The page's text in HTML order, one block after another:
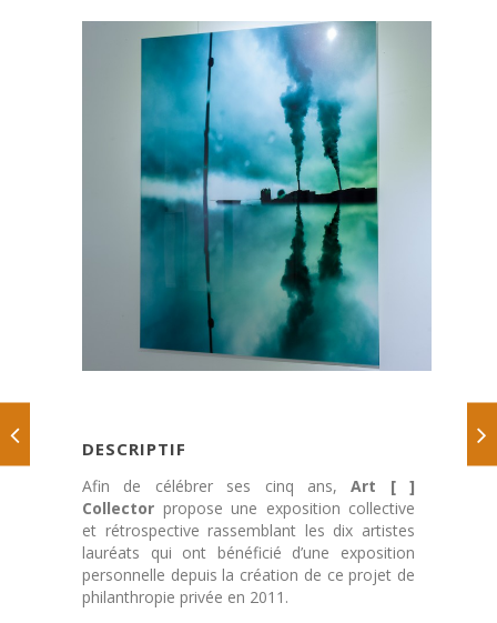
DESCRIPTIF
Afin de célébrer ses cinq ans,Art [ ]
Collector propose une exposition collective
et rétrospective rassemblant les dix artistes
lauréats qui ont bénéficié d’une exposition
personnelle depuis la création de ce projet de
philanthropie privée en 2011.